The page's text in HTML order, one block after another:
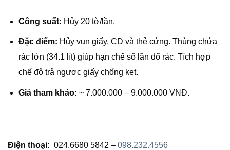
Công suất: Hủy 20 tờ/lần.
Đặc điểm: Hủy vụn giấy, CD và thẻ cứng. Thùng chứa
rác lớn (34.1 lít) giúp hạn chế số lần đổ rác. Tích hợp
chế độ trả ngược giấy chống kẹt.
Giá tham khảo: ~ 7.000.000 – 9.000.000 VNĐ.
Điện thoại: 024.6680 5842 – 098.232.4556